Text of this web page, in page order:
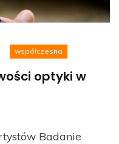
współczesna
optyki w
Badanie